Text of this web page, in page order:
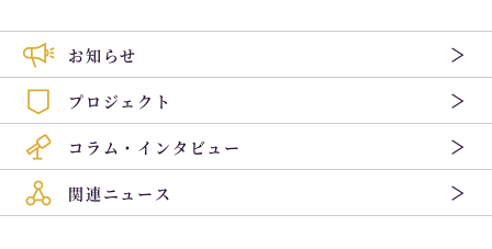
お知らせ
プロジェクト
コラム・インタビュー
関連ニュース